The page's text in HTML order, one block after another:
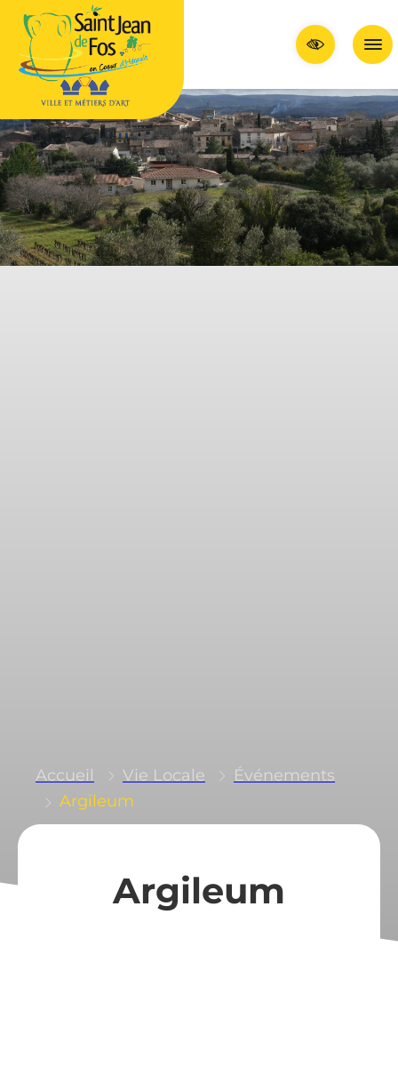
Accueil Vie Locale
Événements
Argileum
Argileum